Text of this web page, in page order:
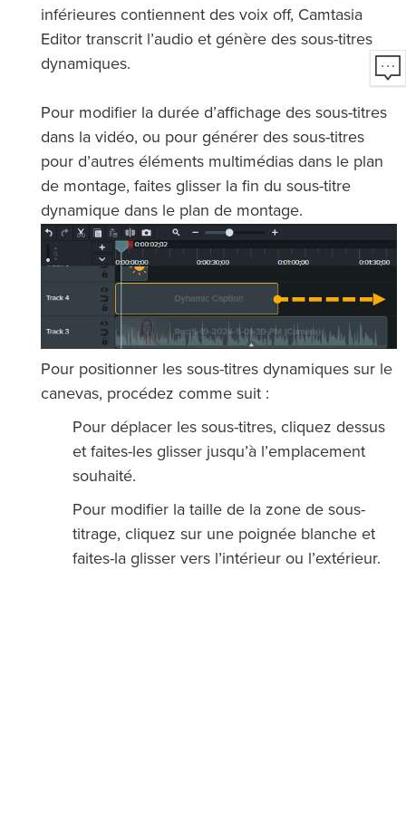
inférieures contiennent des voix off, Camtasia
Editor transcrit l’audio et génère des sous-titres
dynamiques.
Pour modifier la durée d’affichage des sous-titres
dans la vidéo, ou pour générer des sous-titres
pour d’autres éléments multimédias dans le plan
de montage, faites glisser la fin du sous-titre
dynamique dans le plan de montage.
Pour positionner les sous-titres dynamiques sur le
canevas, procédez comme suit :
Pour déplacer les sous-titres, cliquez dessus
et faites-les glisser jusqu’à l’emplacement
souhaité.
Pour modifier la taille de la zone de sous-
titrage, cliquez sur une poignée blanche et
faites-la glisser vers l’intérieur ou l’extérieur.